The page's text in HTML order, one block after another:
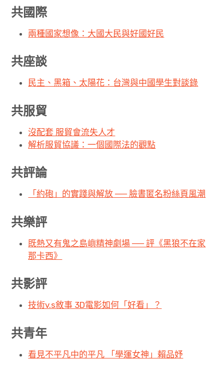
共國際
兩種國家想像：大國大民與好國好民
共座談
民主、黑箱、太陽花：台灣與中國學生對談錄
共服貿
沒配套 服貿會流失人才
解析服貿協議：一個國際法的觀點
共評論
「約砲」的實踐與解放 ── 臉書匿名粉絲頁風潮
共樂評
既熱又有鬼之島嶼精神劇場 ── 評《黑狼不在家
那卡西》
共影評
技術v.s敘事 3D電影如何「好看」？
共青年
看見不平凡中的平凡 「學運女神」賴品妤